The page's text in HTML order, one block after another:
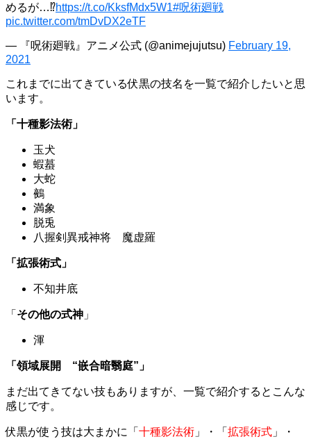
めるが…⁉https://t.co/KksfMdx5W1#呪術廻戦
pic.twitter.com/tmDvDX2eTF
— 『呪術廻戦』アニメ公式 (@animejujutsu) February 19,
2021
これまでに出てきている伏黒の技名を一覧で紹介したいと思
います。
「十種影法術」
玉犬
蝦蟇
大蛇
鵺
満象
脱兎
八握剣異戒神将 魔虚羅
「拡張術式」
不知井底
「 その他の式神 」
渾
「領域展開 “嵌合暗翳庭”」
まだ出てきてない技もありますが、一覧で紹介するとこんな
感じです。
伏黒が使う技は大まかに「 十種影法術 」・「 拡張術式 」・